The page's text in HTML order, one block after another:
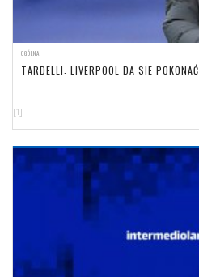
OGÓLNA
TARDELLI: LIVERPOOL DA SIE POKONAĆ
[1]